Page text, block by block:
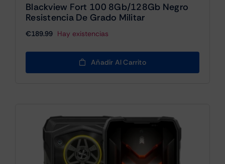
Blackview Fort 100 8Gb/128Gb Negro
Resistencia De Grado Militar
€189.99 Hay existencias
Añadir Al Carrito